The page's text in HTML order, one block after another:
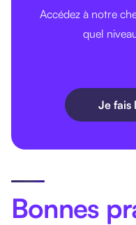
Accédez à notre
quel
Je fais
Bonnes